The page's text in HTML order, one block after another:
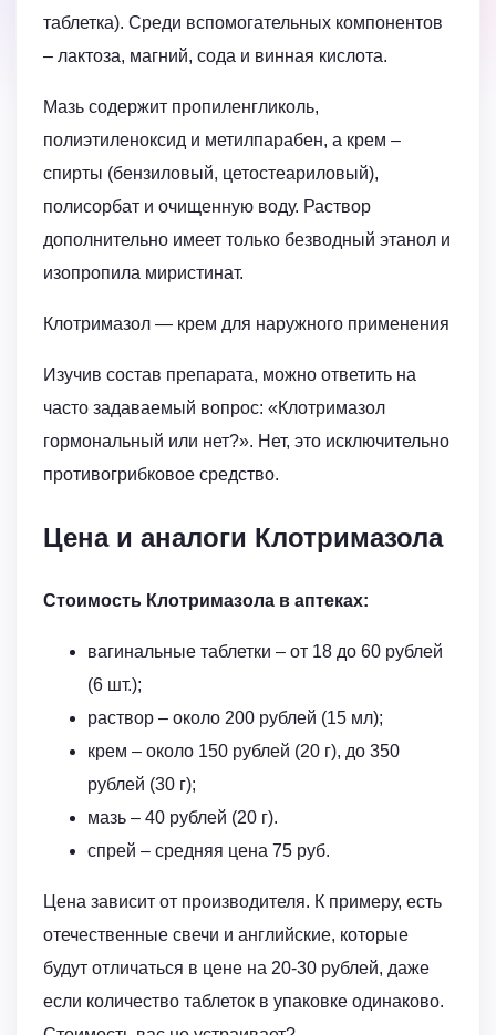
таблетка). Среди вспомогательных компонентов
– лактоза, магний, сода и винная кислота.
Мазь содержит пропиленгликоль,
полиэтиленоксид и метилпарабен, а крем –
спирты (бензиловый, цетостеариловый),
полисорбат и очищенную воду. Раствор
дополнительно имеет только безводный этанол и
изопропила миристинат.
Клотримазол — крем для наружного применения
Изучив состав препарата, можно ответить на
часто задаваемый вопрос: «Клотримазол
гормональный или нет?». Нет, это исключительно
противогрибковое средство.
Цена и аналоги Клотримазола
Стоимость Клотримазола в аптеках:
вагинальные таблетки – от 18 до 60 рублей
(6 шт.);
раствор – около 200 рублей (15 мл);
крем – около 150 рублей (20 г), до 350
рублей (30 г);
мазь – 40 рублей (20 г).
спрей – средняя цена 75 руб.
Цена зависит от производителя. К примеру, есть
отечественные свечи и английские, которые
будут отличаться в цене на 20-30 рублей, даже
если количество таблеток в упаковке одинаково.